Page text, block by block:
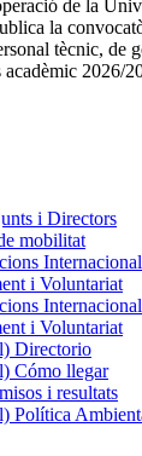
de la
la
tècnic, de
2026/
i Directors
mobilitat
i Voluntariat
i Voluntariat
Directorio
Cómo llegar
i resultats
Política